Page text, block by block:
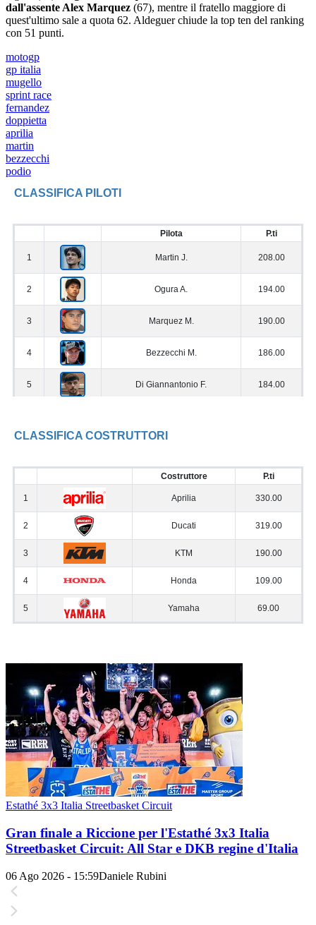
dall'assente Alex Marquez (67), mentre il fratello maggiore di
quest'ultimo sale a quota 62. Aldeguer chiude la top ten del ranking
con 51 punti.
motogp
gp italia
mugello
sprint race
fernandez
doppietta
aprilia
martin
bezzecchi
podio
Estathé 3x3 Italia Streetbasket Circuit
Gran finale a Riccione per l'Estathé 3x3 Italia
Streetbasket Circuit: All Star e DKB regine d'Italia
06 Ago 2026 - 15:59Daniele Rubini